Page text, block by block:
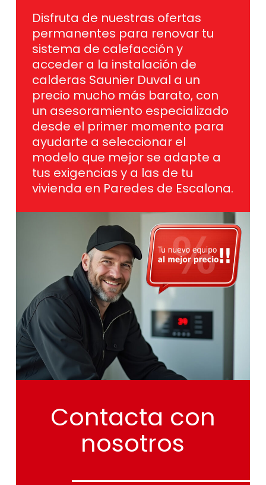
Disfruta de nuestras ofertas
permanentes para renovar tu
sistema de calefacción y
acceder a la instalación de
calderas Saunier Duval a un
precio mucho más barato, con
un asesoramiento especializado
desde el primer momento para
ayudarte a seleccionar el
modelo que mejor se adapte a
tus exigencias y a las de tu
vivienda en Paredes de Escalona.
Contacta con
nosotros